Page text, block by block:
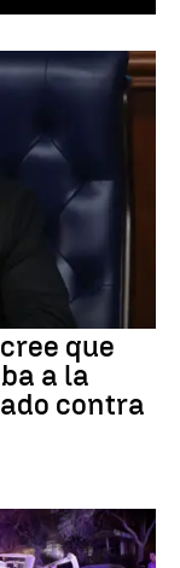
que
a la
contra